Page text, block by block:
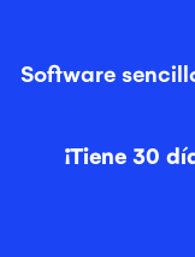
Software
¡Tiene 30